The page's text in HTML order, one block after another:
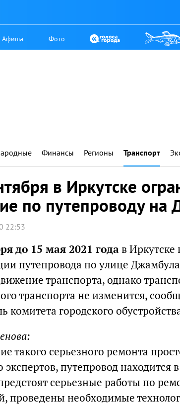
Афиша Фото
Финансы Регионы Транспорт
в Иркутске
по путепроводу на
22:53
до 15 мая 2021 годав Иркутске
путепровода по улице
транспорта, однако
транспорта не изменится,
комитета городского
такого серьезного ремонта
путепровод находится
серьезные работы по
проведены необходимые